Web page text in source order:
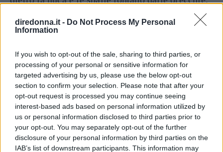
diredonna.it - Do Not Process My Personal
Information
If you wish to opt-out of the sale, sharing to third parties, or
processing of your personal or sensitive information for
targeted advertising by us, please use the below opt-out
section to confirm your selection. Please note that after your
opt-out request is processed you may continue seeing
interest-based ads based on personal information utilized by
us or personal information disclosed to third parties prior to
your opt-out. You may separately opt-out of the further
disclosure of your personal information by third parties on the
IAB’s list of downstream participants. This information may
elastico
Da qui, si alternano le gambe, portandole una
pedalata in aria, eseguendo una leggera
rotazione con il busto e avvicinando il gomito
opposto alla gamba che si piega: un esercizio
perfetto per rinforzare gli addominali obliqui
Esercizio della cintura
Distese sulla schiena, con il polpaccio della